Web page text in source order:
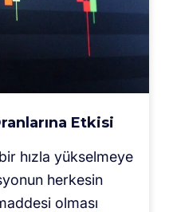
Etkisi
hızla yükselmeye
herkesin
olması